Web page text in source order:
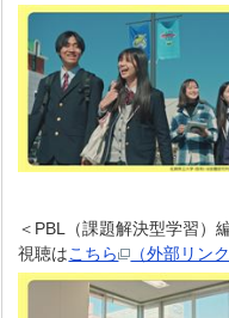
＜PBL（課題解決型学習
視聴はこちら （外部リン